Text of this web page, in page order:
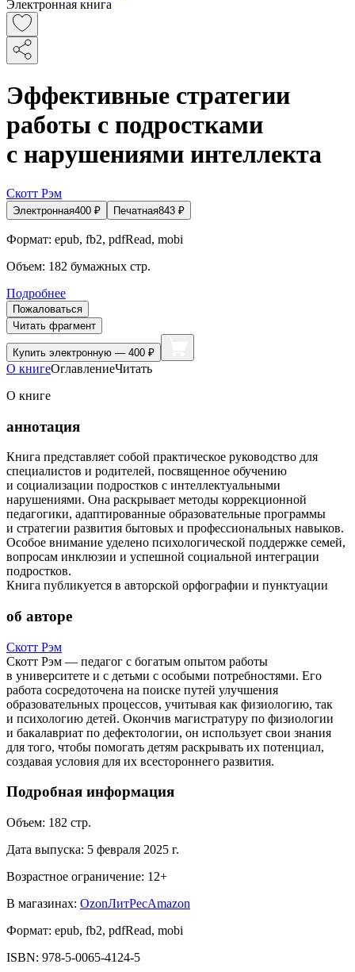
Электронная книга
Эффективные стратегии
работы с подростками
с нарушениями интеллекта
Скотт Рэм
Электронная400 ₽ Печатная843 ₽
Формат: epub, fb2, pdfRead, mobi
Объем: 182 бумажных стр.
Подробнее
Пожаловаться
Читать фрагмент
Купить электронную — 400 ₽
О книгеОглавлениеЧитать
О книге
аннотация
Книга представляет собой практическое руководство для
специалистов и родителей, посвященное обучению
и социализации подростков с интеллектуальными
нарушениями. Она раскрывает методы коррекционной
педагогики, адаптированные образовательные программы
и стратегии развития бытовых и профессиональных навыков.
Особое внимание уделено психологической поддержке семей,
вопросам инклюзии и успешной социальной интеграции
подростков.
Книга публикуется в авторской орфографии и пунктуации
об авторе
Скотт Рэм
Скотт Рэм — педагог с богатым опытом работы
в университете и с детьми с особыми потребностями. Его
работа сосредоточена на поиске путей улучшения
образовательных процессов, учитывая как физиологию, так
и психологию детей. Окончив магистратуру по физиологии
и бакалавриат по дефектологии, он использует свои знания
для того, чтобы помогать детям раскрывать их потенциал,
создавая условия для их всестороннего развития.
Подробная информация
Объем: 182 стр.
Дата выпуска: 5 февраля 2025 г.
Возрастное ограничение: 12+
В магазинах: OzonЛитРесAmazon
Формат: epub, fb2, pdfRead, mobi
ISBN: 978-5-0065-4124-5